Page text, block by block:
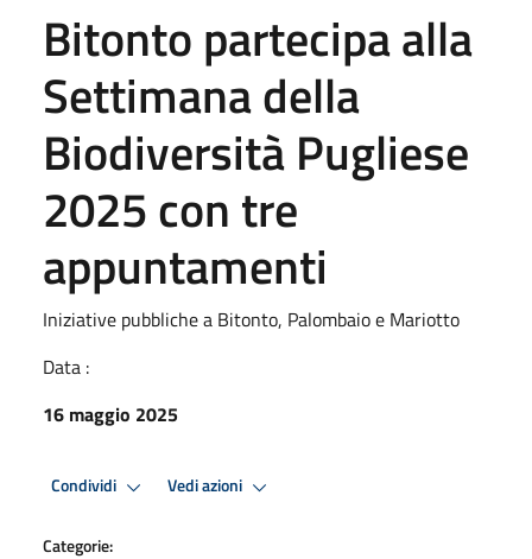
Bitonto partecipa alla
Settimana della
Biodiversità Pugliese
2025 con tre
appuntamenti
Iniziative pubbliche a Bitonto, Palombaio e Mariotto
Data :
16 maggio 2025
Condividi Vedi azioni
Categorie: